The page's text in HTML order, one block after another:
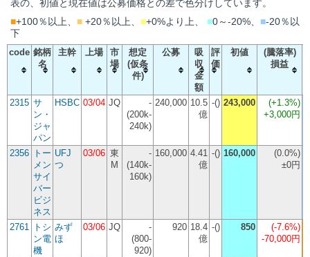
表の、初値と現在値は公募価格との差で色分けしています。
■+100％以上、 ■ +20％以上、 ■+0%より上、 ■0～-20%、 ■-20％以
下
code 銘柄
名
主幹 上場
市
場
想定
(仮条
件)
公募
吸
収
金
額
評
価
初値
(騰落率)
損益
2315 サ
ン・
ジャ
パン
HSBC 03/04 JQ
-
(200k-
240k)
240,000 10.5
億
-() 243,000 (+1.3%)
+3,000円
2356
トー
メン
サイ
バー
ビジ
ネス
UFJ
つ
03/06 東
M
-
(140k-
160k)
160,000 4.41
億
-() 160,000 (0.0%)
±0円
2761
トシ
ン電
機
みず
ほ
03/06 JQ
-
(800-
920)
920 18.4
億
-() 850 (-7.6%)
-70,000円